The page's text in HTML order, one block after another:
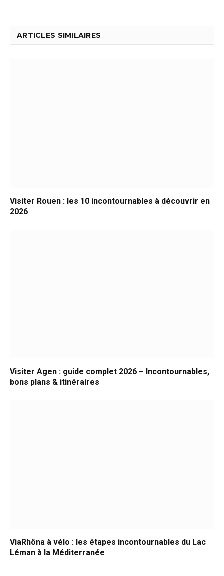
ARTICLES SIMILAIRES
Visiter Rouen : les 10 incontournables à découvrir en
2026
Visiter Agen : guide complet 2026 – Incontournables,
bons plans & itinéraires
ViaRhôna à vélo : les étapes incontournables du Lac
Léman à la Méditerranée